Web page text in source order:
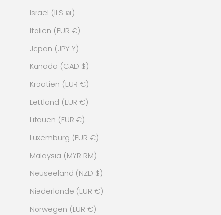
Israel (ILS ₪)
Italien (EUR €)
Japan (JPY ¥)
Kanada (CAD $)
Kroatien (EUR €)
Lettland (EUR €)
Litauen (EUR €)
Luxemburg (EUR €)
Malaysia (MYR RM)
Neuseeland (NZD $)
Niederlande (EUR €)
Norwegen (EUR €)